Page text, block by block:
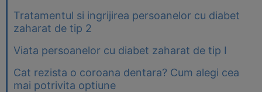
Tratamentul si ingrijirea persoanelor cu diabet
zaharat de tip 2
Viata persoanelor cu diabet zaharat de tip I
Cat rezista o coroana dentara? Cum alegi cea
mai potrivita optiune